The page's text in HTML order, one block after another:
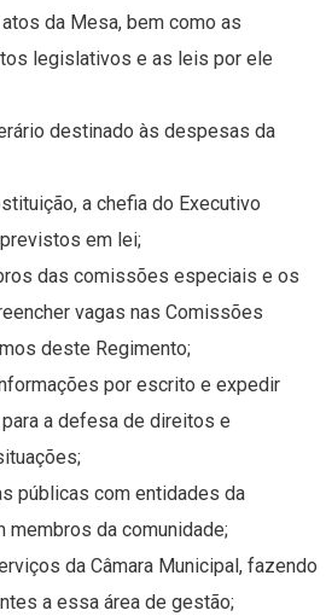
da Mesa, bem como as
legislativos e as leis por ele
destinado às despesas da
a chefia do Executivo
em lei;
das comissões especiais e os
vagas nas Comissões
deste Regimento;
por escrito e expedir
a defesa de direitos e
públicas com entidades da
membros da comunidade;
da Câmara Municipal, fazendo
a essa área de gestão;